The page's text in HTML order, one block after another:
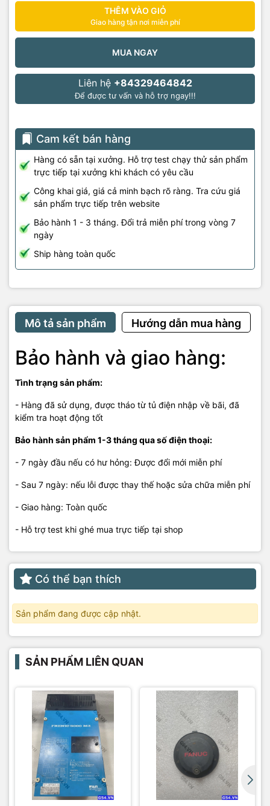
THÊM VÀO GIỎ
Giao hàng tận nơi miễn phí
MUA NGAY
Liên hệ +84329464842
Để được tư vấn và hỗ trợ ngay!!!
Cam kết bán hàng
Hàng có sẵn tại xưởng. Hỗ trợ test chạy thử sản phẩm
trực tiếp tại xưởng khi khách có yêu cầu
Công khai giá, giá cả minh bạch rõ ràng. Tra cứu giá
sản phẩm trực tiếp trên website
Bảo hành 1 - 3 tháng. Đổi trả miễn phí trong vòng 7
ngày
Ship hàng toàn quốc
Mô tả sản phẩm Hướng dẫn mua hàng
Bảo hành và giao hàng:
Tình trạng sản phẩm:
- Hàng đã sử dụng, được tháo từ tủ điện nhập về bãi, đã
kiểm tra hoạt động tốt
Bảo hành sản phẩm 1-3 tháng qua số điện thoại:
- 7 ngày đầu nếu có hư hỏng: Được đổi mới miễn phí
- Sau 7 ngày: nếu lỗi được thay thế hoặc sửa chữa miễn phí
- Giao hàng: Toàn quốc
- Hỗ trợ test khi ghé mua trực tiếp tại shop
Có thể bạn thích
Sản phẩm đang được cập nhật.
SẢN PHẨM LIÊN QUAN